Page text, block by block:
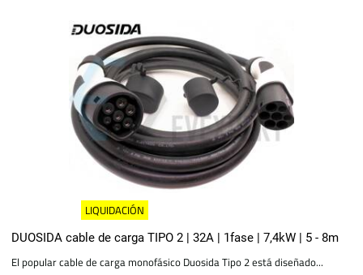
LIQUIDACIÓN
DUOSIDA cable de carga TIPO 2 | 32A | 1fase | 7,4kW | 5 - 8m
El popular cable de carga monofásico Duosida Tipo 2 está diseñado...